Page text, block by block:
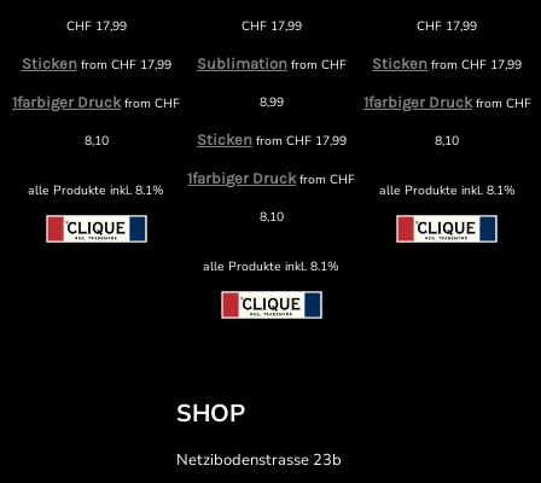
CHF17,99
Stickenfrom CHF17,99
1farbiger DruckfromCHF
8,10
alle Produkte inkl. 8.1%
CHF17,99
Sublimationfrom CHF
8,99
Stickenfrom CHF17,99
1farbiger DruckfromCHF
8,10
alle Produkte inkl. 8.1%
CHF 17,99
Sticken fromCHF 17,99
1farbiger Druckfrom CHF
8,10
alle Produkte inkl. 8.1%
SHOP
Netzibodenstrasse 23b